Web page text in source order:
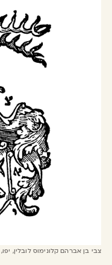
צבי בן אברהם קלונימוס לובלין, יפו, 1604-1628